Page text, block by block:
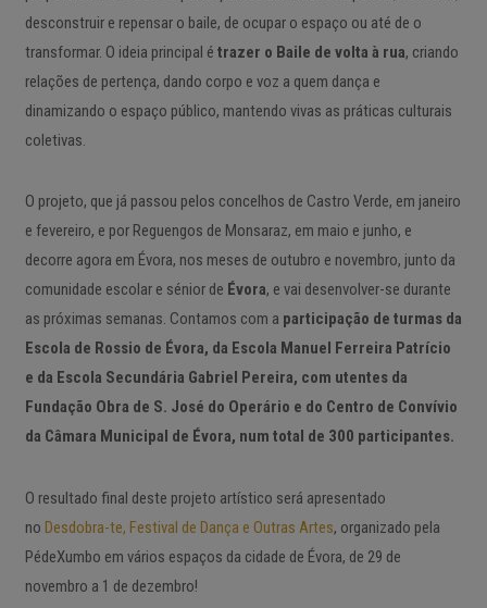
desconstruir e repensar o baile, de ocupar o espaço ou até de o
transformar. O ideia principal é trazer o Baile de volta à rua, criando
relações de pertença, dando corpo e voz a quem dança e
dinamizando o espaço público, mantendo vivas as práticas culturais
coletivas.
O projeto, que já passou pelos concelhos de Castro Verde, em janeiro
e fevereiro, e por Reguengos de Monsaraz, em maio e junho, e
decorre agora em Évora, nos meses de outubro e novembro, junto da
comunidade escolar e sénior de Évora, e vai desenvolver-se durante
as próximas semanas. Contamos com a participação de turmas da
Escola de Rossio de Évora, da Escola Manuel Ferreira Patrício
e da Escola Secundária Gabriel Pereira, com utentes da
Fundação Obra de S. José do Operário e do Centro de Convívio
da Câmara Municipal de Évora, num total de 300 participantes.
O resultado final deste projeto artístico será apresentado
no Desdobra-te, Festival de Dança e Outras Artes, organizado pela
PédeXumbo em vários espaços da cidade de Évora, de 29 de
novembro a 1 de dezembro!